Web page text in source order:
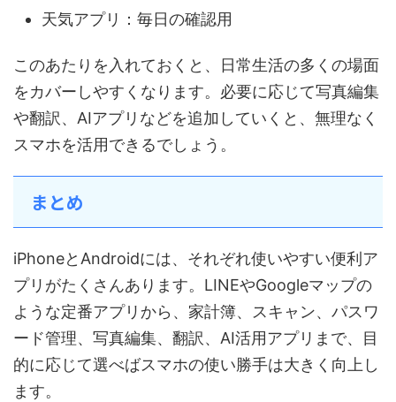
天気アプリ：毎日の確認用
このあたりを入れておくと、日常生活の多くの場面
をカバーしやすくなります。必要に応じて写真編集
や翻訳、AIアプリなどを追加していくと、無理なく
スマホを活用できるでしょう。
まとめ
iPhoneとAndroidには、それぞれ使いやすい便利ア
プリがたくさんあります。LINEやGoogleマップの
ような定番アプリから、家計簿、スキャン、パスワ
ード管理、写真編集、翻訳、AI活用アプリまで、目
的に応じて選べばスマホの使い勝手は大きく向上し
ます。